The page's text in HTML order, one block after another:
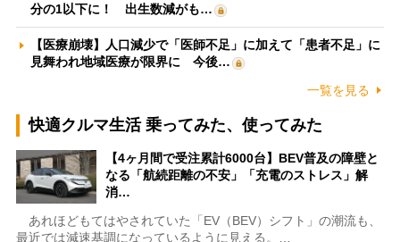
分の1以下に！ 出生数減がも…
【医療崩壊】人口減少で「医師不足」に加えて「患者不足」に
見舞われ地域医療が限界に 今後…
一覧を見る
快適クルマ生活 乗ってみた、使ってみた
【4ヶ月間で受注累計6000台】BEV普及の障壁と
なる「航続距離の不安」「充電のストレス」解
消…
あれほどもてはやされていた「EV（BEV）シフト」の潮流も、
最近では減速基調になっているように見える。…